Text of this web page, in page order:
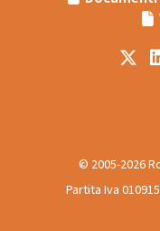
© 2005-2026
Partita Iva